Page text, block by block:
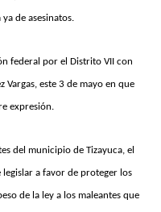
de asesinatos.
federal por el Distrito VII con
Vargas, este 3 de mayo en que
expresión.
del municipio de Tizayuca, el
a favor de proteger los
de la ley a los maleantes que